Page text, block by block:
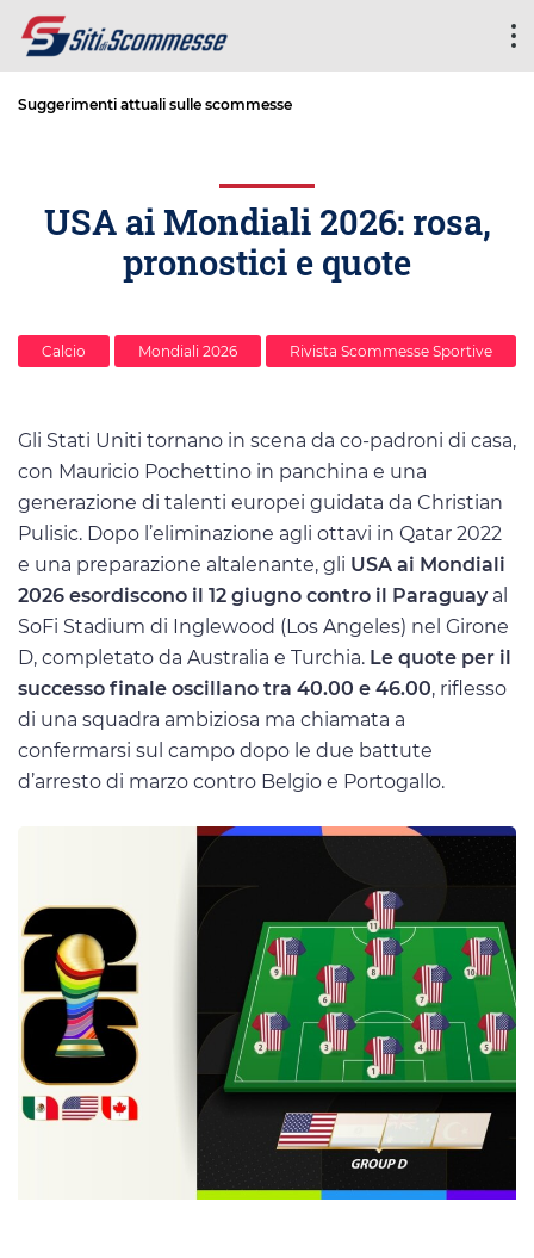
Suggerimenti attuali sulle scommesse
USA ai Mondiali 2026: rosa,
pronostici e quote
Calcio Mondiali 2026 Rivista Scommesse Sportive
Gli Stati Uniti tornano in scena da co-padroni di casa,
con Mauricio Pochettino in panchina e una
generazione di talenti europei guidata da Christian
Pulisic. Dopo l’eliminazione agli ottavi in Qatar 2022
e una preparazione altalenante, gli USA ai Mondiali
2026 esordiscono il 12 giugno contro il Paraguayal
SoFi Stadium di Inglewood (Los Angeles) nel Girone
D, completato da Australia e Turchia. Le quote per il
successo finale oscillano tra 40.00 e 46.00, riflesso
di una squadra ambiziosa ma chiamata a
confermarsi sul campo dopo le due battute
d’arresto di marzo contro Belgio e Portogallo.